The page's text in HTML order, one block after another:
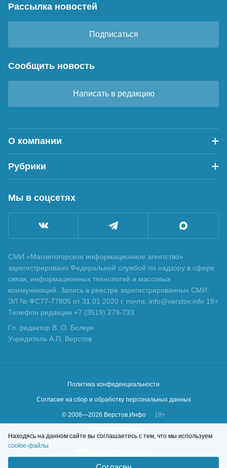
Рассылка новостей
Подписаться
Сообщить новость
Написать в редакцию
О компании
Рубрики
Мы в соцсетях
СМИ «Магнитогорское информационное агентство»
зарегистрировано Федеральной службой по надзору в сфере
связи, информационных технологий и массовых
коммуникаций. Запись в реестре зарегистрированных СМИ:
ЭЛ № ФС77-77805 от 31.01.2020 г. почта: info@verstov.info 18+
Телефон редакции +7 (3519) 279-733
Гл. редактор В. О. Болкун
Учредитель А.П. Верстов
Политика конфиденциальности
Согласие на сбор и обработку персональных данных
© 2008—2026 Верстов.Инфо
18+
Находясь на данном сайте вы соглашаетесь с тем, что мы используем
cookie-файлы